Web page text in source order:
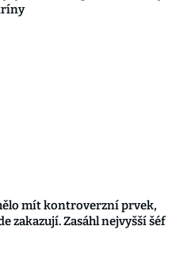
mít kontroverzní prvek,
zakazují. Zasáhl nejvyšší šéf